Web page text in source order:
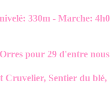
330m - Marche:
pour 29 d'entre
Cruvelier, Sentier du blé,